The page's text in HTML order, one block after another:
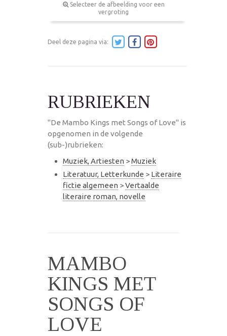
Selecteer de afbeelding voor een
vergroting
Deel deze pagina via:
RUBRIEKEN
"De Mambo Kings met Songs of Love" is
opgenomen in de volgende
(sub-)rubrieken:
Muziek, Artiesten >Muziek
Literatuur, Letterkunde > Literaire
fictie algemeen >Vertaalde
literaire roman, novelle
MAMBO
KINGS MET
SONGS OF
LOVE